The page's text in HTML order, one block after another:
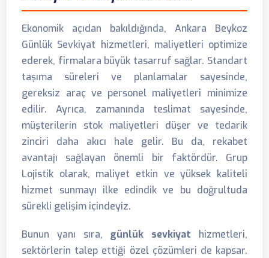
Ekonomik açıdan bakıldığında, Ankara Beykoz
Günlük Sevkiyat hizmetleri, maliyetleri optimize
ederek, firmalara büyük tasarruf sağlar. Standart
taşıma süreleri ve planlamalar sayesinde,
gereksiz araç ve personel maliyetleri minimize
edilir. Ayrıca, zamanında teslimat sayesinde,
müşterilerin stok maliyetleri düşer ve tedarik
zinciri daha akıcı hale gelir. Bu da, rekabet
avantajı sağlayan önemli bir faktördür. Grup
Lojistik olarak, maliyet etkin ve yüksek kaliteli
hizmet sunmayı ilke edindik ve bu doğrultuda
sürekli gelişim içindeyiz.
Bunun yanı sıra, günlük sevkiyat hizmetleri,
sektörlerin talep ettiği özel çözümleri de kapsar.